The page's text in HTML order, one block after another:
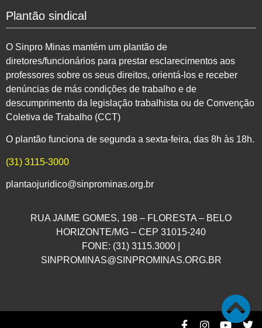
Plantão sindical
O Sinpro Minas mantém um plantão de
diretores/funcionários para prestar esclarecimentos aos
professores sobre os seus direitos, orientá-los e receber
denúncias de más condições de trabalho e de
descumprimento da legislação trabalhista ou de Convenção
Coletiva de Trabalho (CCT)
O plantão funciona de segunda a sexta-feira, das 8h às 18h.
(31) 3115-3000
plantaojuridico@sinprominas.org.br
RUA JAIME GOMES, 198 – FLORESTA – BELO
HORIZONTE/MG – CEP 31015-240
FONE: (31) 3115.3000 |
SINPROMINAS@SINPROMINAS.ORG.BR